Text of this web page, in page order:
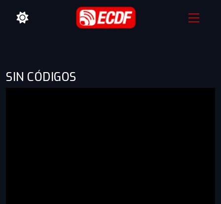
SIN CÓDIGOS